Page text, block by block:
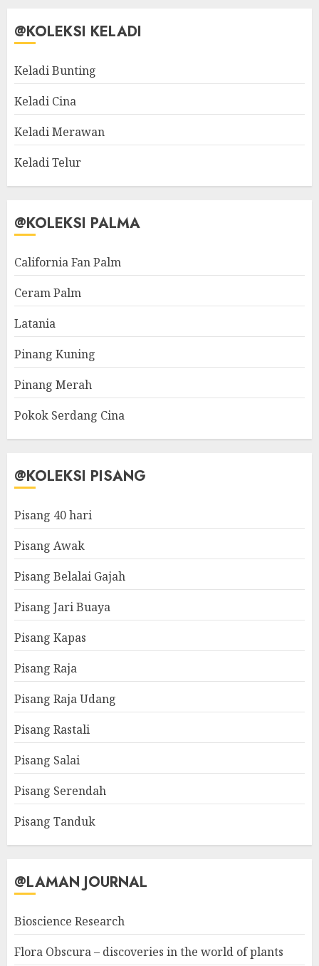
@KOLEKSI KELADI
Keladi Bunting
Keladi Cina
Keladi Merawan
Keladi Telur
@KOLEKSI PALMA
California Fan Palm
Ceram Palm
Latania
Pinang Kuning
Pinang Merah
Pokok Serdang Cina
@KOLEKSI PISANG
Pisang 40 hari
Pisang Awak
Pisang Belalai Gajah
Pisang Jari Buaya
Pisang Kapas
Pisang Raja
Pisang Raja Udang
Pisang Rastali
Pisang Salai
Pisang Serendah
Pisang Tanduk
@LAMAN JOURNAL
Bioscience Research
Flora Obscura – discoveries in the world of plants